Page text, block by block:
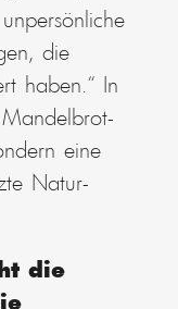
die
haben.“ In
eine
Natur-
die